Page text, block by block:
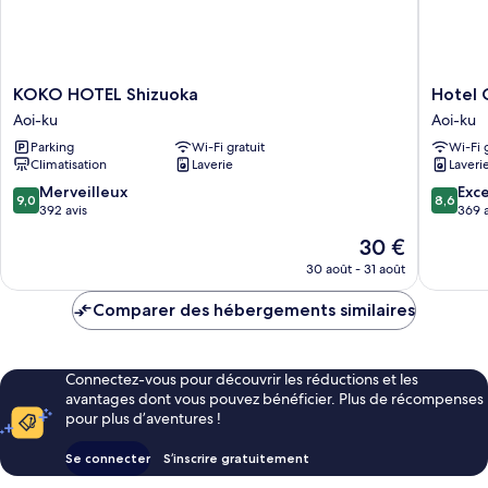
KOKO
HOTEL
Shizuoka
Aoi-
ku
KOKO HOTEL Shizuoka
Aoi-ku
Parking
Wi-Fi gratuit
Climatisation
Laverie
9.0
sur
9,0 Merveilleux
392 avis
Le
nouveau
est
de
30 €
30 août - 31 août
Hotel
Citio
Aoi-
ku
Hotel
Aoi-ku
Wi-Fi
8.6
sur
8,6
369
Comparer des hébergements similaires
Connectez-vous pour découvrir les réductions et les
avantages dont vous pouvez bénéficier. Plus de récompenses
pour plus d’aventures !
Se connecter S’inscrire gratuitement